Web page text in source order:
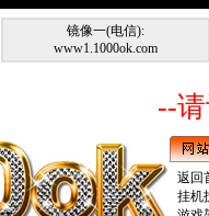
镜像一(电信):
www1.1000ok.com
--
返回
挂机